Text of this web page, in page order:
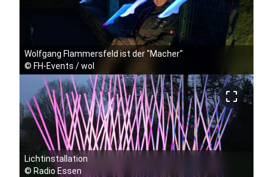
Wolfgang Flammersfeld ist der "Macher"
© FH-Events / wol
crop_free
Lichtinstallation
© Radio Essen